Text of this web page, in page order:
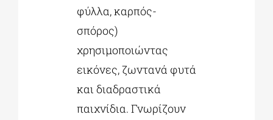
φύλλα, καρπός-
σπόρος)
χρησιμοποιώντας
εικόνες, ζωντανά φυτά
και διαδραστικά
παιχνίδια. Γνωρίζουν